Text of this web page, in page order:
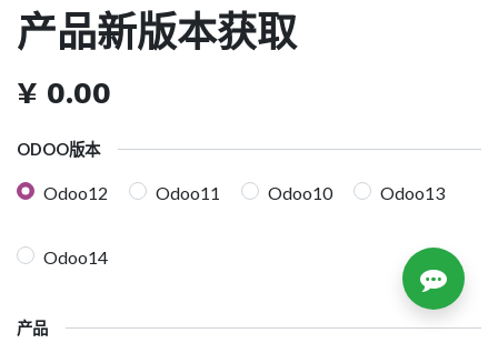
产品新版本获取
¥ 0.00
ODOO版本
Odoo12 Odoo11 Odoo10 Odoo13
Odoo14
产品